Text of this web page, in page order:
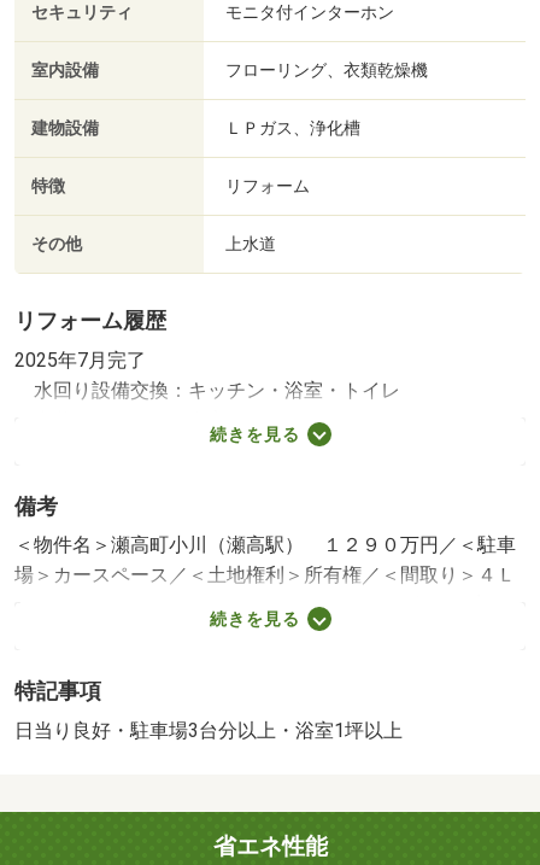
セキュリティ モニタ付インターホン
室内設備 フローリング、衣類乾燥機
建物設備 ＬＰガス、浄化槽
特徴 リフォーム
その他 上水道
リフォーム履歴
2025年7月完了
水回り設備交換：キッチン・浴室・トイレ
内装リフォーム：全室
※年月は一番古いリフォーム箇所を表します
続きを見る
備考
＜物件名＞瀬高町小川（瀬高駅） １２９０万円／＜駐車
場＞カースペース／＜土地権利＞所有権／＜間取り＞４Ｌ
ＤＫ／＜リフォーム＞●リフォーム：２０２５年７月完了
（水回り設備交換：キッチン・浴室・トイレ、内装リフォ
外壁）※年月は一番古いリフォーム箇所を表します／＜特
徴＞キッチン、浴室、トイレ、リフォーム済です！きれい
販売戸数：1戸
法令等制限：文化財保護法、景観法
続きを見る
特記事項
日当り良好・駐車場3台分以上・浴室1坪以上
省エネ性能